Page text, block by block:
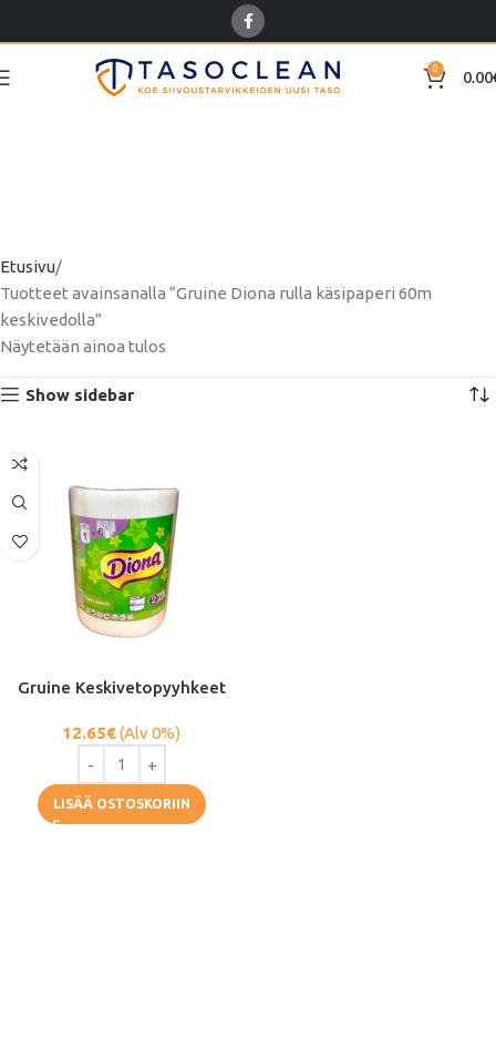
0 0.00
Etusivu
Tuotteet avainsanalla “Gruine Diona rulla käsipaperi 60m
keskivedolla”
Näytetään ainoa tulos
Show sidebar
Gruine Keskivetopyyhkeet
12.65€(Alv 0%)
LISÄÄ OSTOSKORIIN